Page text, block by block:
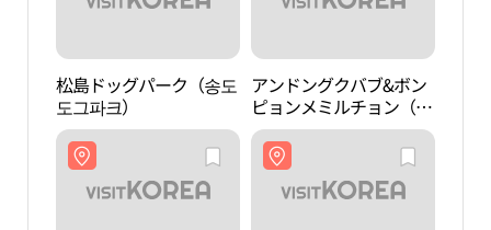
松島ドッグパーク（송도
도그파크）
アンドングクバブ&ボン
ピョンメミルチョン（안
동국밥&봉평메밀촌）